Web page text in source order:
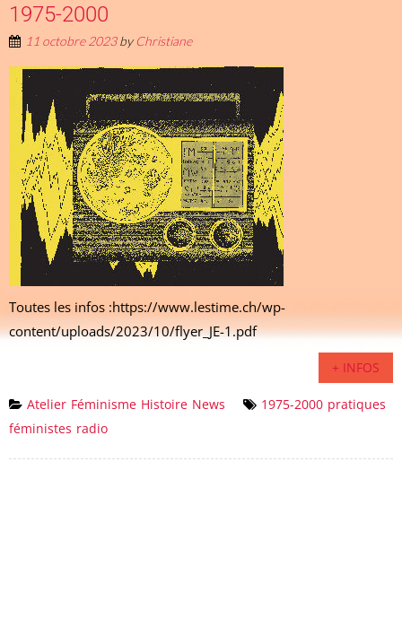
1975-2000
11 octobre 2023byChristiane
Toutes les infos :https://www.lestime.ch/wp-
content/uploads/2023/10/flyer_JE-1.pdf
+ INFOS
Atelier Féminisme Histoire News 1975-2000 pratiques
féministes radio